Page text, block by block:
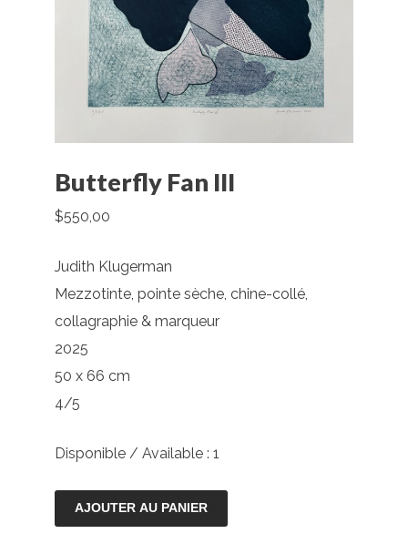
Butterfly Fan III
$550,00
Judith Klugerman
Mezzotinte, pointe sèche, chine-collé,
collagraphie & marqueur
2025
50 x 66 cm
4/5
Disponible / Available : 1
quantité
de
AJOUTER AU PANIER